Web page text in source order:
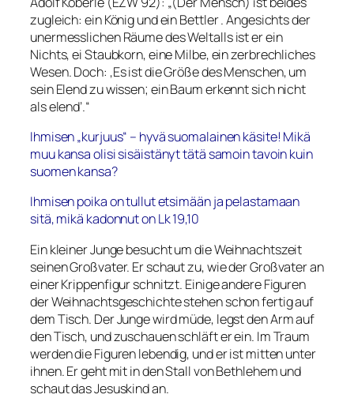
zugleich: ein König und ein Bettler . Angesichts der
unermesslichen Räume des Weltalls ist er ein
Nichts, ei Staubkorn, eine Milbe, ein zerbrechliches
Wesen. Doch: ‚Es ist die Größe des Menschen, um
sein Elend zu wissen; ein Baum erkennt sich nicht
als elend’.“
Ihmisen „kurjuus“ – hyvä suomalainen käsite! Mikä
muu kansa olisi sisäistänyt tätä samoin tavoin kuin
suomen kansa?
Ihmisen poika on tullut etsimään ja pelastamaan
sitä, mikä kadonnut onLk 19,10
Ein kleiner Junge besucht um die Weihnachtszeit
seinen Großvater. Er schaut zu, wie der Großvater an
einer Krippenfigur schnitzt. Einige andere Figuren
der Weihnachtsgeschichte stehen schon fertig auf
dem Tisch. Der Junge wird müde, legst den Arm auf
den Tisch, und zuschauen schläft er ein. Im Traum
werden die Figuren lebendig, und er ist mitten unter
ihnen. Er geht mit in den Stall von Bethlehem und
schaut das Jesuskind an.